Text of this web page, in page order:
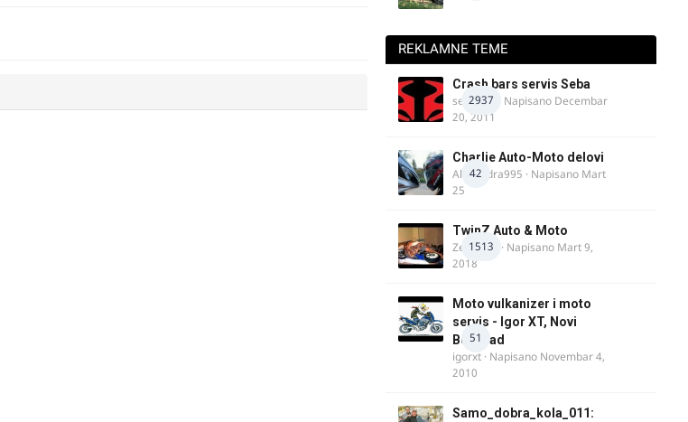
REKLAMNE TEME
2937
Crash bars servis Seba
seba011 · Napisano Decembar
20, 2011
42
Charlie Auto-Moto delovi
Alexandra995 · Napisano Mart
25
1513
TwinZ Auto & Moto
Zeljkamp · Napisano Mart 9,
2018
51
Moto vulkanizer i moto
servis - Igor XT, Novi
Beograd
igorxt · Napisano Novembar 4,
2010
Samo_dobra_kola_011: